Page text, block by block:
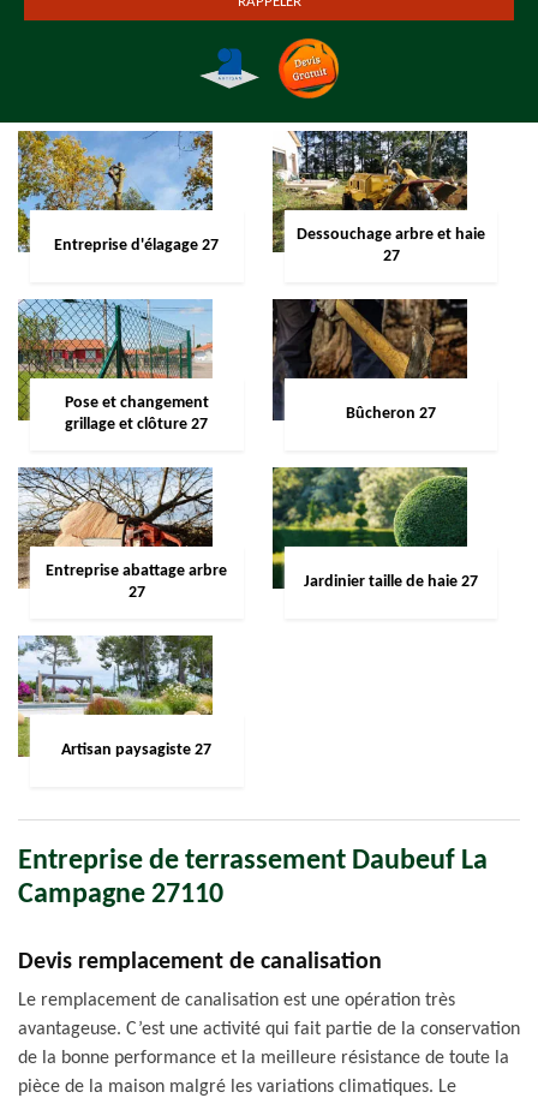
Entreprise d'élagage 27
Dessouchage arbre et haie
27
Pose et changement
grillage et clôture 27
Bûcheron 27
Entreprise abattage arbre
27
Jardinier taille de haie 27
Artisan paysagiste 27
Entreprise de terrassement Daubeuf La
Campagne 27110
Devis remplacement de canalisation
Le remplacement de canalisation est une opération très
avantageuse. C’est une activité qui fait partie de la conservation
de la bonne performance et la meilleure résistance de toute la
pièce de la maison malgré les variations climatiques. Le